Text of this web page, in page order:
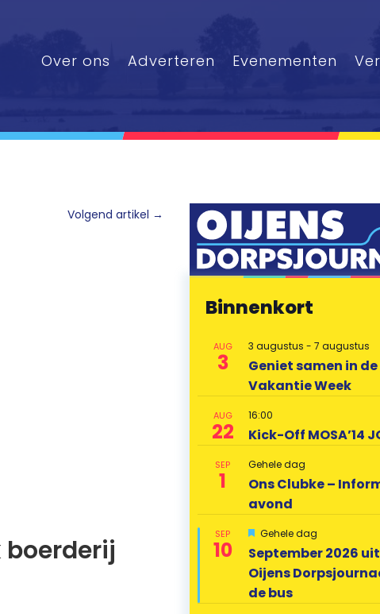
Over ons Adverteren Evenementen
Volgend artikel →
boerderij
Binnenkort
AUG
3
3 augustus - 7 augustus
Geniet samen in
Vakantie Week
AUG
22
16:00
Kick-Off MOSA’14
SEP
1
Gehele dag
Ons Clubke –
avond
SEP
10
U
t
g
e
l
Gehele dag
September 2026
Oijens
de bus